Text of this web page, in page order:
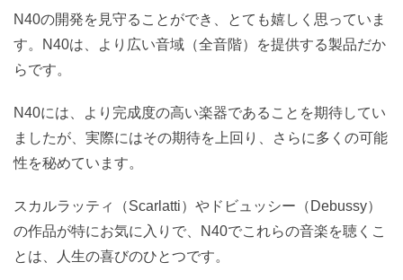
N40の開発を見守ることができ、とても嬉しく思っていま
す。N40は、より広い音域（全音階）を提供する製品だか
らです。
N40には、より完成度の高い楽器であることを期待してい
ましたが、実際にはその期待を上回り、さらに多くの可能
性を秘めています。
スカルラッティ（Scarlatti）やドビュッシー（Debussy）
の作品が特にお気に入りで、N40でこれらの音楽を聴くこ
とは、人生の喜びのひとつです。